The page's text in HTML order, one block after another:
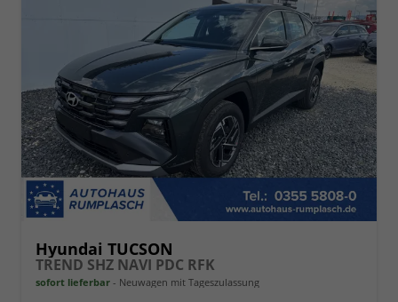
Hyundai TUCSON
TREND SHZ NAVI PDC RFK
sofort lieferbar Neuwagen mit Tageszulassung